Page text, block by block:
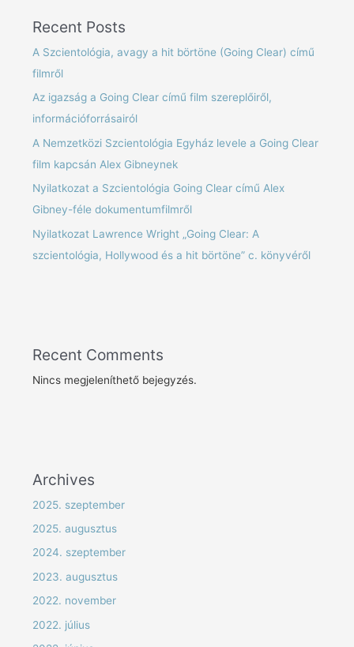
Recent Posts
A Szcientológia, avagy a hit börtöne (Going Clear) című
filmről
Az igazság a Going Clear című film szereplőiről,
információforrásairól
A Nemzetközi Szcientológia Egyház levele a Going Clear
film kapcsán Alex Gibneynek
Nyilatkozat a Szcientológia Going Clear című Alex
Gibney-féle dokumentumfilmről
Nyilatkozat Lawrence Wright „Going Clear: A
szcientológia, Hollywood és a hit börtöne” c. könyvéről
Recent Comments
Nincs megjeleníthető bejegyzés.
Archives
2025. szeptember
2025. augusztus
2024. szeptember
2023. augusztus
2022. november
2022. július